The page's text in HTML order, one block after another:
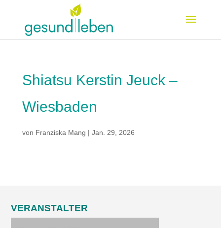
Shiatsu Kerstin Jeuck –
Wiesbaden
von Franziska Mang | Jan. 29, 2026
VERANSTALTER